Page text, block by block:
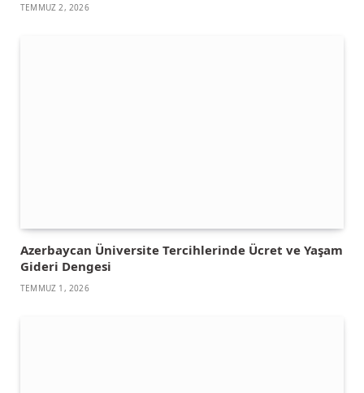
TEMMUZ 2, 2026
Azerbaycan Üniversite Tercihlerinde Ücret ve Yaşam
Gideri Dengesi
TEMMUZ 1, 2026